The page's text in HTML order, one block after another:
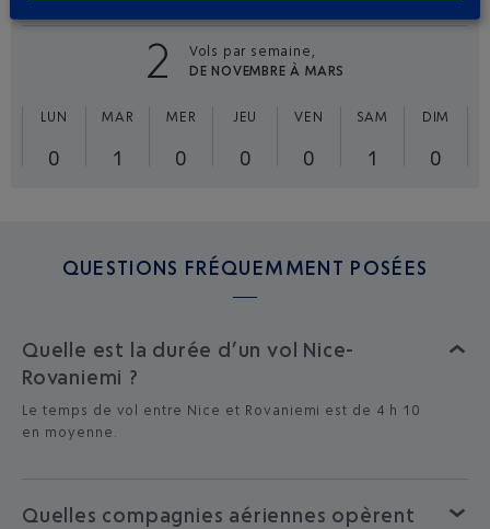
2
Vols par semaine,
DE NOVEMBRE À MARS
LUN
0
MAR
1
MER
0
JEU
0
VEN
0
SAM
1
DIM
0
QUESTIONS FRÉQUEMMENT POSÉES
Quelle est la durée d’un vol Nice-
Rovaniemi ?
Le temps de vol entre Nice et Rovaniemi est de 4 h 10
en moyenne.
Quelles compagnies aériennes opèrent